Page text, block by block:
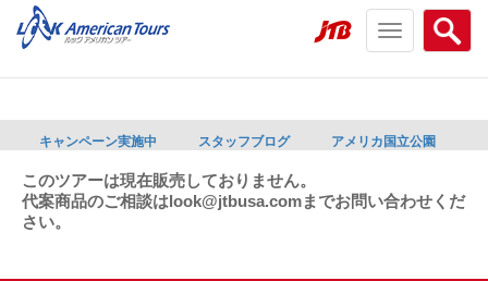
Search
menu
Toggle
navigation
キャンペーン実施中 スタッフブログ アメリカ国立公園
このツアーは現在販売しておりません。
代案商品のご相談はlook@jtbusa.comまでお問い合わせくだ
さい。